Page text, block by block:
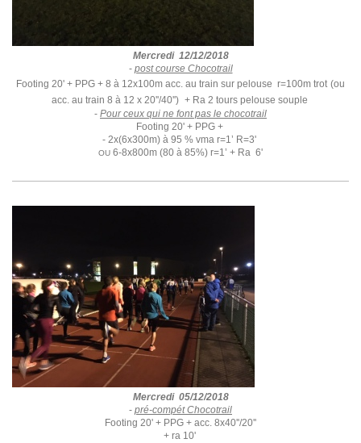
Mercredi 12/12/2018
- post course Chocotrail
Footing 20' + PPG + 8 à 12x100m acc. au train sur pelouse r=100m trot (ou
acc. au train 8 à 12 x 20''/40'') + Ra 2 tours pelouse souple
- Pour ceux qui ne font pas le chocotrail
Footing 20' + PPG +
- 2x(6x300m) à 95 % vma r=1’ R=3'
OU 6-8x800m (80 à 85%) r=1’ + Ra 6'
Mercredi 05/12/2018
- pré-compét Chocotrail
Footing 20' + PPG + acc. 8x40''/20''
+ ra 10'